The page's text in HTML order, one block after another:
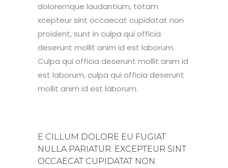
doloremque laudantium, totam
xcepteur sint occaecat cupidatat non
proident, sunt in culpa qui officia
deserunt mollit anim id est laborum.
Culpa qui officia deserunt mollit anim id
est laborum, culpa qui officia deserunt
mollit anim id est laborum.
E CILLUM DOLORE EU FUGIAT
NULLA PARIATUR. EXCEPTEUR SINT
OCCAECAT CUPIDATAT NON